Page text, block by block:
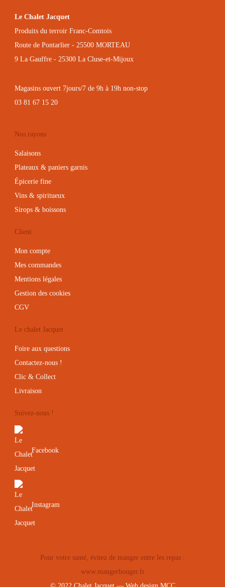
Le Chalet Jacquet
Produits du terroir Franc-Comtois
Route de Pontarlier - 25500 MORTEAU
9 La Gauffre - 25300 La Cluse-et-Mijoux
Magasins ouvert 7jours/7 de 9h à 19h non-stop
03 81 67 15 20
Nos rayons
Salaisons
Plateaux & paniers garnis
Épicerie fine
Vins & spiritueux
Sirops & boissons
Client
Mon compte
Mes commandes
Mentions légales
Gestion des cookies
CGV
Le chalet Jacquet
Foire aux questions
Contactez-nous !
Clic & Collect
Livraison
Suivez-nous !
Facebook
Instagram
Pour votre santé, évitez de manger entre les repas :
www.mangerbouger.fr